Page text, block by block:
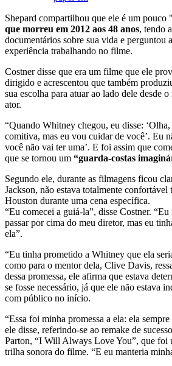
Shepard compartilhou que ele é um
que morreu em 2012 aos 48 anos, tendo
documentários sobre sua vida e perguntou a
experiência trabalhando no filme.
Costner disse que era um filme que ele
dirigido e acrescentou que também
sua escolha para atuar ao lado dele desde
ator.
“Quando Whitney chegou, eu disse:
comitiva, mas eu vou cuidar de você’. Eu
você não vai ter uma’. E foi assim que
que se tornou um “guarda-costas
Segundo ele, durante as filmagens ficou
Jackson, não estava totalmente confortável
Houston durante uma cena específica.
“Eu comecei a guiá-la”, disse Costner. “Eu
passar por cima do meu diretor, mas eu
ela”.
“Eu tinha prometido a Whitney que ela
como para o mentor dela, Clive Davis,
dessa promessa, ele afirma que estava
se fosse necessário, já que ele não estava
com público no início.
“Essa foi minha promessa a ela: ela
ele disse, referindo-se ao remake de
Parton, “I Will Always Love You”, que foi
trilha sonora do filme. “E eu manteria